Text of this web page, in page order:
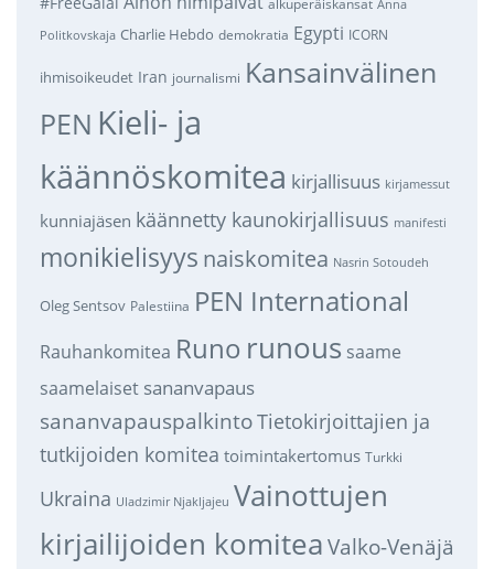
alkuperäiskansat Anna
Politkovskaja Charlie Hebdo demokratia Egypti ICORN
ihmisoikeudet Iran journalismi Kansainvälinen
PEN Kieli- ja
käännöskomitea kirjallisuus kirjamessut
kunniajäsen käännetty kaunokirjallisuus manifesti
monikielisyys naiskomitea Nasrin Sotoudeh
Oleg Sentsov Palestiina PEN International
Rauhankomitea Runo runous saame
saamelaiset sananvapaus
sananvapauspalkintoTietokirjoittajien ja
tutkijoiden komitea toimintakertomus Turkki
Ukraina Uladzimir Njakljajeu Vainottujen
kirjailijoiden komitea Valko-Venäjä